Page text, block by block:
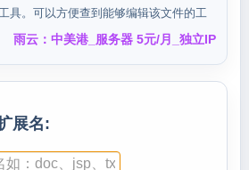
具。可以方便查到能够编辑该文件的工
雨云：中美港_服务器 5元/月_独立IP
展名: